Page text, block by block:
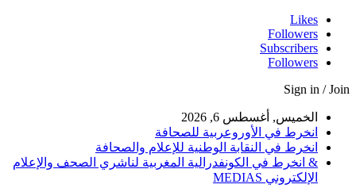
Likes
Followers
Subscribers
Followers
Sign in / Join
الخميس, أغسطس 6, 2026
انخرط في الأوروعربية للصحافة
انخرط في النقابة الوطنية للإعلام والصحافة
& انخرط في الكونفدرالية المغربية لناشري الصحف والإعلام
الإلكتروني MEDIAS